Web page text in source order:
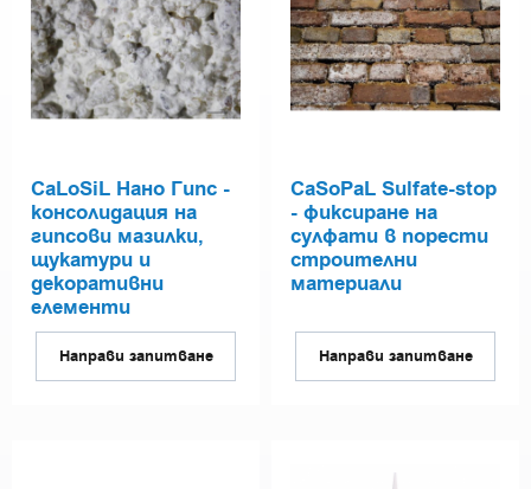
CaLoSiL Нано Гипс -
консолидация на
гипсови мазилки,
щукатури и
декоративни
елементи
Направи запитване
CaSoPaL Sulfate-stop
- фиксиране на
сулфати в порести
строителни
материали
Направи запитване